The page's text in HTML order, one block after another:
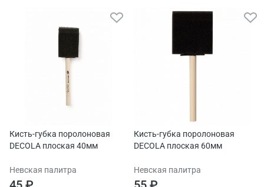
Кисть-губка поролоновая
DECOLA плоская 40мм
Невская палитра
Кисть-губка поролоновая
DECOLA плоская 60мм
Невская палитра